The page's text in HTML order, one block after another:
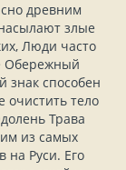
древним
злые
Люди часто
Обережный
знак способен
очистить тело
Трава
из самых
на Руси. Его